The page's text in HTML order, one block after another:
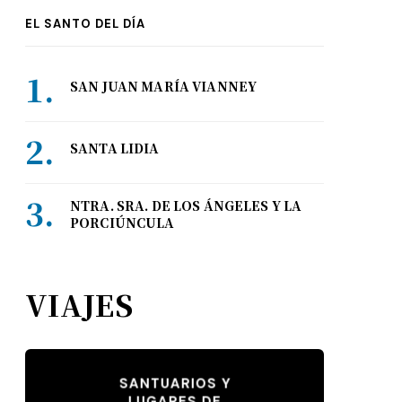
EL SANTO DEL DÍA
SAN JUAN MARÍA VIANNEY
SANTA LIDIA
NTRA. SRA. DE LOS ÁNGELES Y LA
PORCIÚNCULA
VIAJES
SANTUARIOS Y